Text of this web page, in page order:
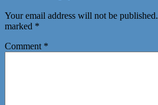
Your email address will not be published.
marked *
Comment *